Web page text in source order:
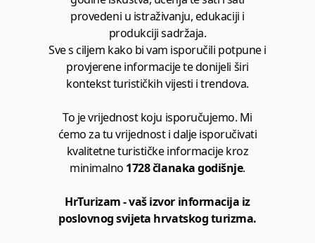
provedeni u istraživanju, edukaciji i
produkciji sadržaja.
Sve s ciljem kako bi vam isporučili potpune i
provjerene informacije te donijeli širi
kontekst turističkih vijesti i trendova.
To je vrijednost koju isporučujemo. Mi
ćemo za tu vrijednost i dalje isporučivati
kvalitetne turističke informacije kroz
minimalno 1728 članaka godišnje.
HrTurizam - vaš izvor informacija iz
poslovnog svijeta hrvatskog turizma.